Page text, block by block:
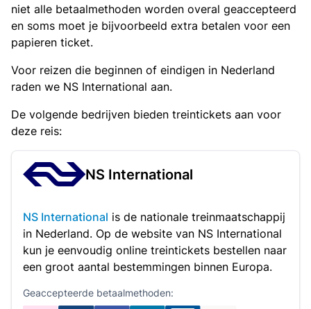
niet alle betaalmethoden worden overal geaccepteerd
en soms moet je bijvoorbeeld extra betalen voor een
papieren ticket.
Voor reizen die beginnen of eindigen in Nederland
raden we NS International aan.
De volgende bedrijven bieden treintickets aan voor
deze reis:
NS International
NS International is de nationale treinmaatschappij
in Nederland. Op de website van NS International
kun je eenvoudig online treintickets bestellen naar
een groot aantal bestemmingen binnen Europa.
Geaccepteerde betaalmethoden: